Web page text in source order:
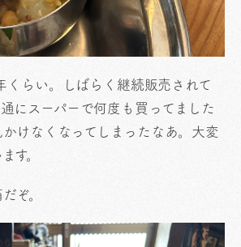
くらい。しばらく継続販売されて
にスーパーで何度も買ってました
けなくなってしまったなあ。大変
す。
ぞ。